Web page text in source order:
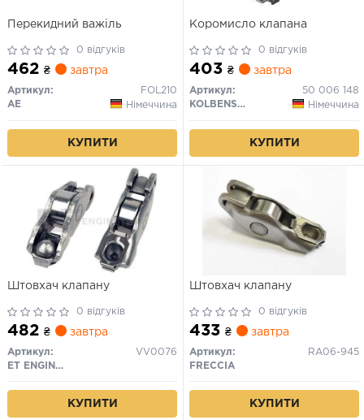
Перекидний важіль
0 відгуків
462 ₴ завтра
Артикул:
FOL210
AE
Німеччина
КУПИТИ
Коромисло клапана
0 відгуків
403 ₴ завтра
Артикул:
50 006 148
KOLBENSCHMIDT
Німеччина
КУПИТИ
Штовхач клапану
0 відгуків
482 ₴ завтра
Артикул:
VV0076
ET ENGINETEAM
КУПИТИ
Штовхач клапану
0 відгуків
433 ₴ завтра
Артикул:
RA06-945
FRECCIA
КУПИТИ